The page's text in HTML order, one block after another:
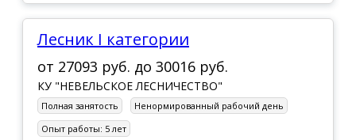
Лесник I категории
от 27093 руб. до 30016 руб.
КУ "НЕВЕЛЬСКОЕ ЛЕСНИЧЕСТВО"
Полная занятость
Ненормированный рабочий день
Опыт работы: 5 лет